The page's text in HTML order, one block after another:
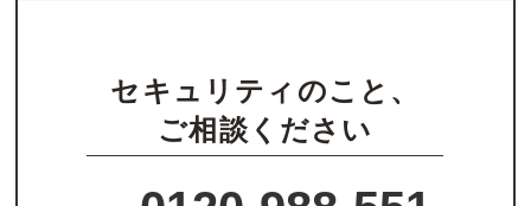
セキュリティのこと、
ご相談ください